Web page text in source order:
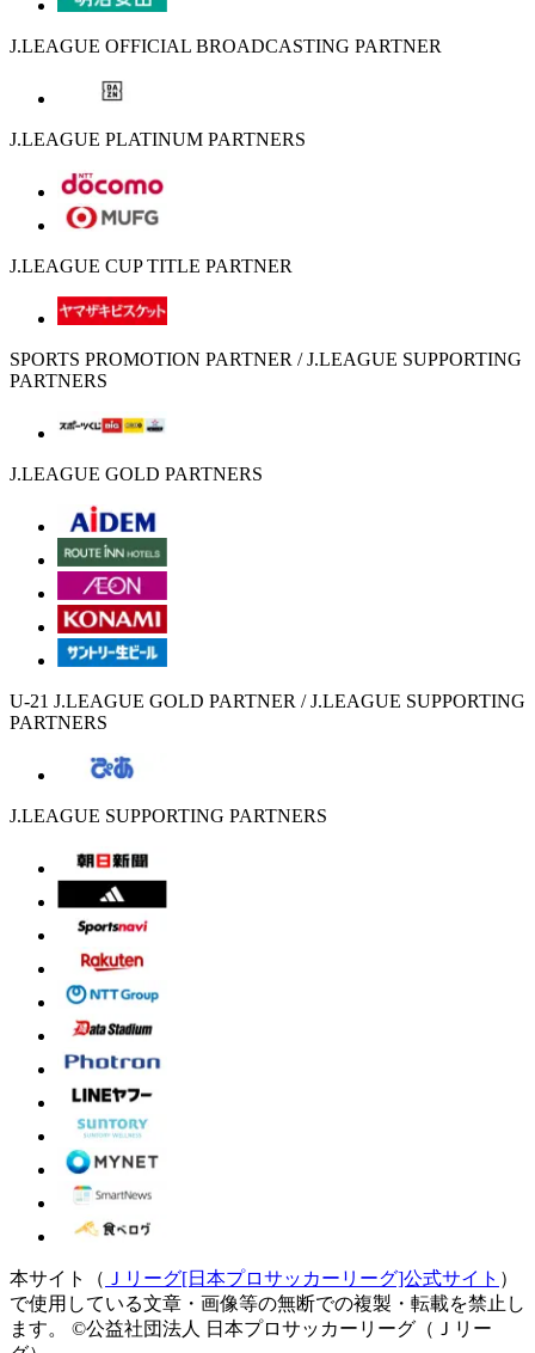
J.LEAGUE OFFICIAL BROADCASTING PARTNER
J.LEAGUE PLATINUM PARTNERS
J.LEAGUE CUP TITLE PARTNER
SPORTS PROMOTION PARTNER / J.LEAGUE SUPPORTING
PARTNERS
J.LEAGUE GOLD PARTNERS
U-21 J.LEAGUE GOLD PARTNER / J.LEAGUE SUPPORTING
PARTNERS
J.LEAGUE SUPPORTING PARTNERS
本サイト（ Ｊリーグ[日本プロサッカーリーグ]公式サイト ）
で使用している文章・画像等の無断での複製・転載を禁止し
ます。
©公益社団法人 日本プロサッカーリーグ（Ｊリー